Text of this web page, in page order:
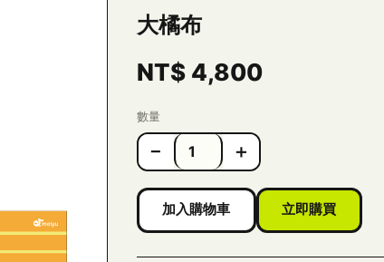
大橘布
NT$ 4,800
數量
− ＋
加入購物車 立即購買